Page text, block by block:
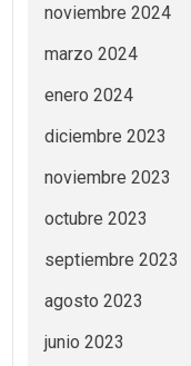
noviembre 2024
marzo 2024
enero 2024
diciembre 2023
noviembre 2023
octubre 2023
septiembre 2023
agosto 2023
junio 2023